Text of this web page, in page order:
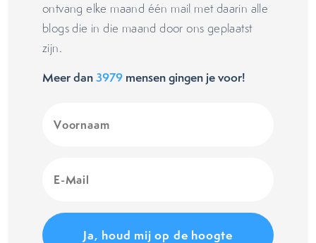
ontvang elke maand één mail met daarin alle
blogs die in die maand door ons geplaatst
zijn.
Meer dan3979 mensen gingen je voor!
(Vereist)
Mail